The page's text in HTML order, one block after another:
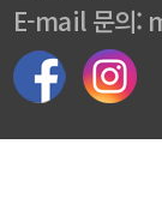
E-mail 문의: